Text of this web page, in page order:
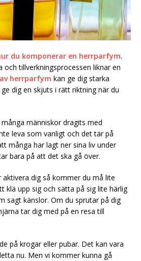
du komponerar en herrparfym.
tillverkningsprocessen liknar en
herrparfym kan ge dig starka
dig en skjuts i rätt riktning när du
människor dragits med
leva som vanligt och det tär på
många har lagt ner sina liv under
bara på att det ska gå över.
dig så kommer du må lite
klä upp sig och sätta på sig lite härlig
sagt känslor. Om du sprutar på dig
tar dig med på en resa till
på krogar eller pubar. Det kan vara
nu. Men vi kommer kunna gå